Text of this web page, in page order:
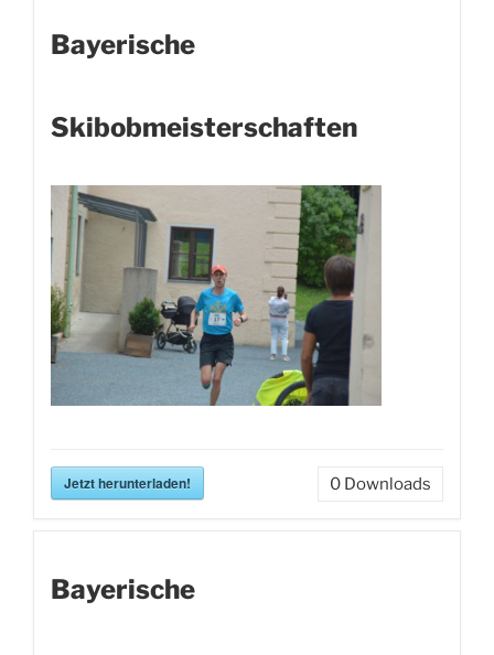
Bayerische
Skibobmeisterschaften
Jetzt herunterladen! 0 Downloads
Bayerische